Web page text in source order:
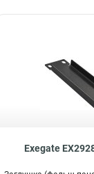
Поставка
Exegate